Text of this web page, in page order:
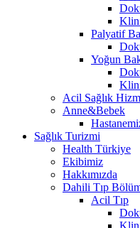
Palyatif
Yoğun
Acil Sağlık
Anne&Bebek
Sağlık Turizmi
Health Türkiye
Ekibimiz
Hakkımızda
Dahili Tıp
Acil Tıp